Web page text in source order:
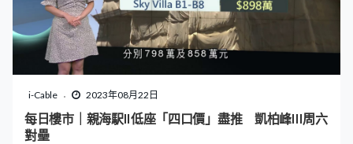
i-Cable 2023年08月22日
每日樓市｜親海駅II低座「四口價」盡推 凱柏峰III周六
對壘